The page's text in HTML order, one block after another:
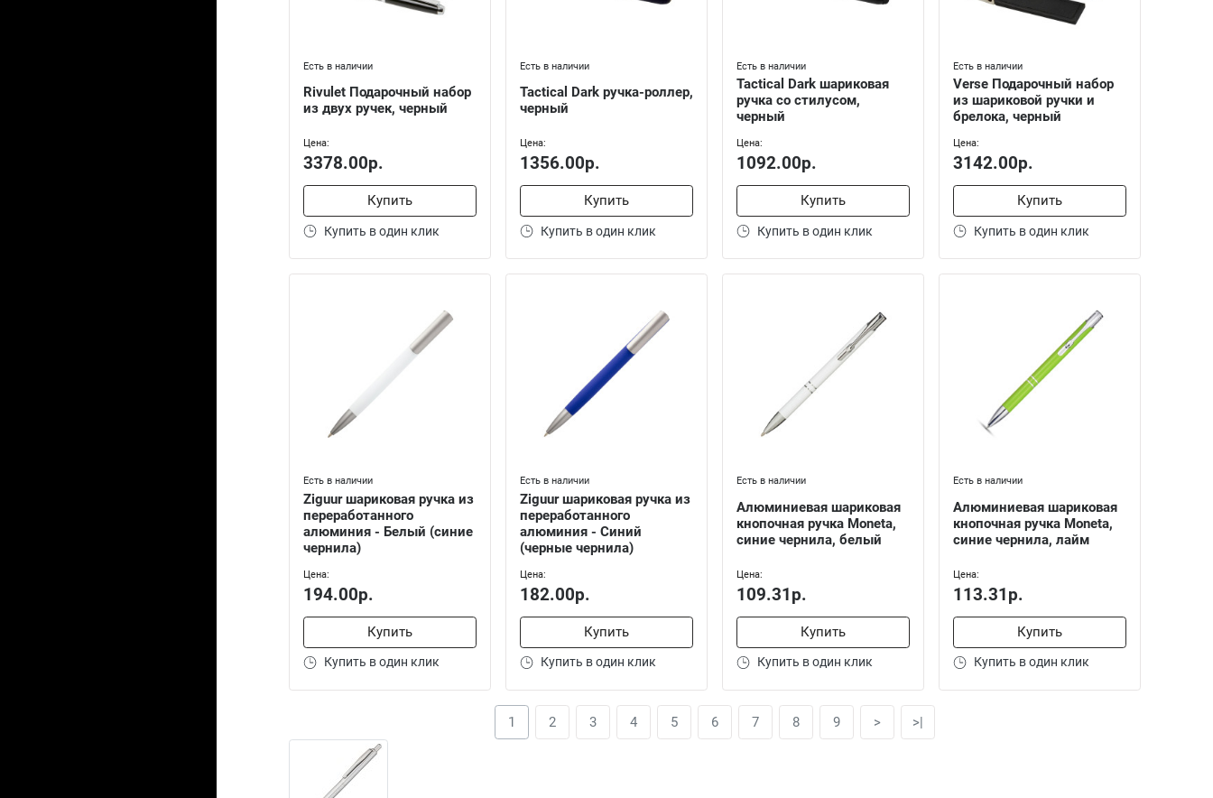
Есть в наличии
Rivulet Подарочный набор
из двух ручек, черный
Цена:
3378.00р.
Купить
Купить в один клик
Есть в наличии
Tactical Dark ручка-роллер,
черный
Цена:
1356.00р.
Купить
Купить в один клик
Есть в наличии
Tactical Dark шариковая
ручка со стилусом,
черный
Цена:
1092.00р.
Купить
Купить в один клик
Есть в наличии
Verse Подарочный набор
из шариковой ручки и
брелока, черный
Цена:
3142.00р.
Купить
Купить в один клик
Есть в наличии
Ziguur шариковая ручка из
переработанного
алюминия - Белый (синие
чернила)
Цена:
194.00р.
Купить
Купить в один клик
Есть в наличии
Ziguur шариковая ручка из
переработанного
алюминия - Синий
(черные чернила)
Цена:
182.00р.
Купить
Купить в один клик
Есть в наличии
Алюминиевая шариковая
кнопочная ручка Moneta,
синие чернила, белый
Цена:
109.31р.
Купить
Купить в один клик
Есть в наличии
Алюминиевая шариковая
кнопочная ручка Moneta,
синие чернила, лайм
Цена:
113.31р.
Купить
Купить в один клик
1 2 3 4 5 6 7 8 9 > >|